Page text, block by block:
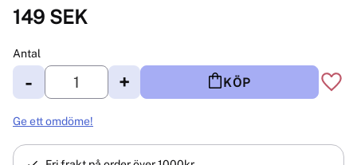
149 SEK
Antal
+
- KÖP
Ge ett omdöme!